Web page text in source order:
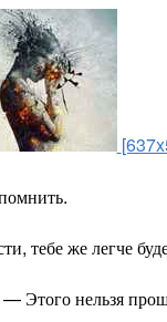
тебе же легче
нельзя